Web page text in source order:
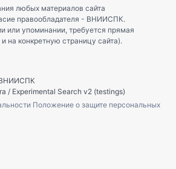
любых материалов сайта
правообладателя - ВНИИСПК.
или упоминании, требуется прямая
на конкретную страницу сайта).
/ Experimental Search v2 (testings)
Положение о защите персональных